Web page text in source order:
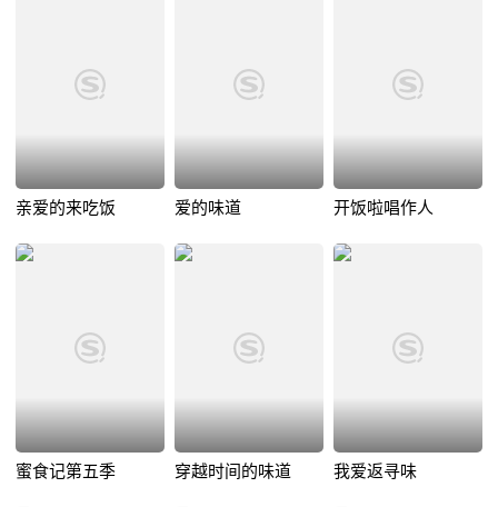
亲爱的来吃饭 爱的味道 开饭啦唱作人
蜜食记第五季 穿越时间的味道 我爱返寻味